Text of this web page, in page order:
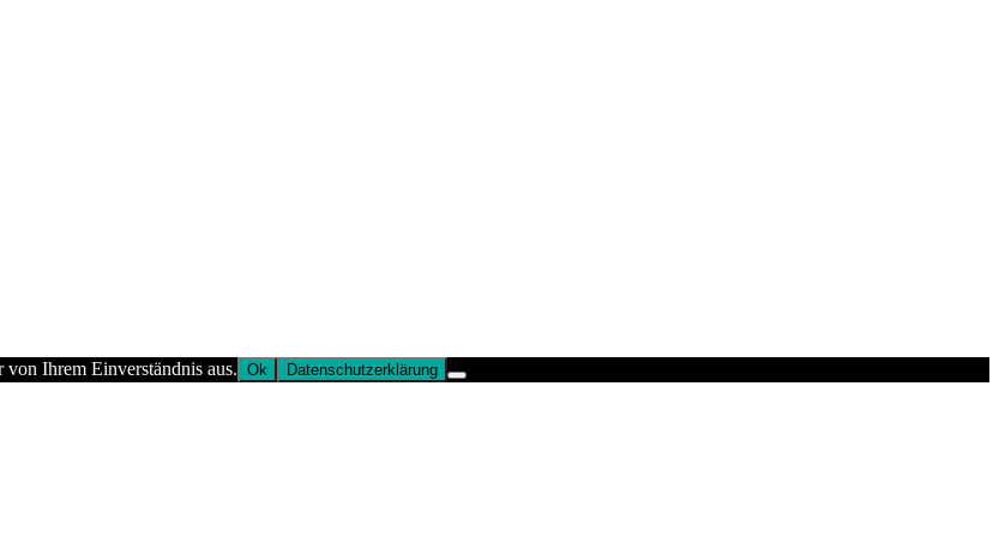
Ihrem Einverständnis aus. Ok Datenschutzerklärung